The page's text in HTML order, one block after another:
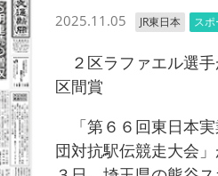
2025.11.05 JR東日本 スポ
２区ラファエル選
区間賞
「第６６回東日本実
団対抗駅伝競走大会